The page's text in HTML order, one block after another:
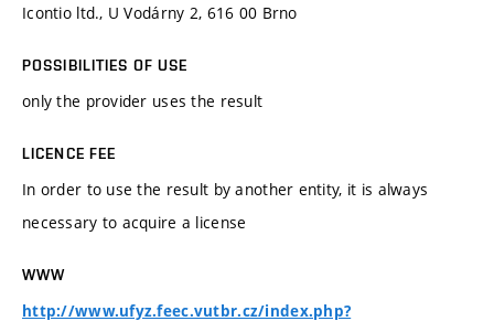
Icontio ltd., U Vodárny 2, 616 00 Brno
POSSIBILITIES OF USE
only the provider uses the result
LICENCE FEE
In order to use the result by another entity, it is always
necessary to acquire a license
WWW
http://www.ufyz.feec.vutbr.cz/index.php?